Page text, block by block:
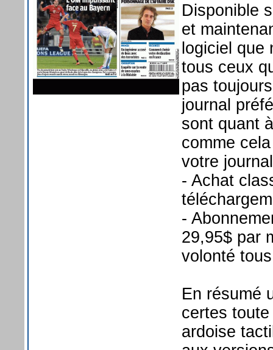
Disponible
et
logiciel que
tous ceux
pas
journal
sont quant
comme
votre
- Achat
-
29,95$ par
volonté
En résumé
certes
ardoise